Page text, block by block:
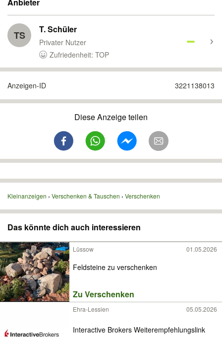
TS T. Schüler
Privater Nutzer
Zufriedenheit: TOP
Anzeigen-ID 3221138013
Diese Anzeige teilen
Kleinanzeigen Verschenken & Tauschen Verschenken
Das könnte dich auch interessieren
Lüssow 01.05.2026
Feldsteine zu verschenken
Zu Verschenken
Ehra-Lessien 05.05.2026
Interactive Brokers Weiterempfehlungslink